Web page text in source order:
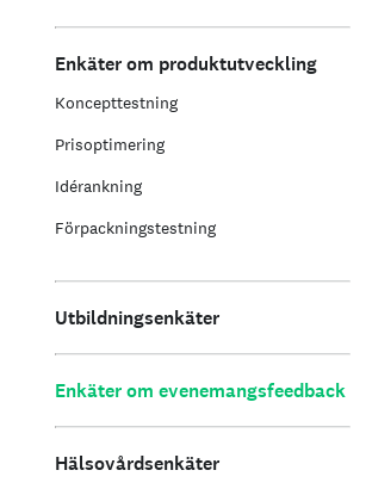
Enkäter om produktutveckling
Koncepttestning
Prisoptimering
Idérankning
Förpackningstestning
Utbildningsenkäter
Enkäter om evenemangsfeedback
Hälsovårdsenkäter